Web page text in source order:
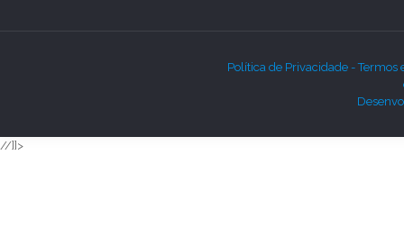
Política de Privacidade -Termos
//]]>